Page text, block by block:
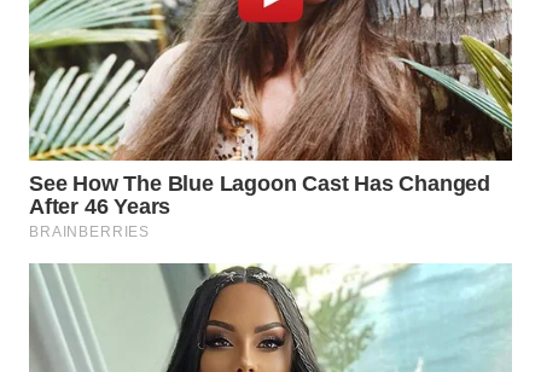
WN
BALI
WN
KALBAR
WN
KALTENG
WN
KALTARA